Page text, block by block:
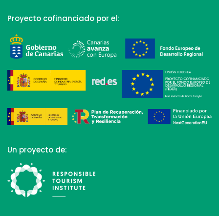
Proyecto cofinanciado por el:
Un proyecto de: